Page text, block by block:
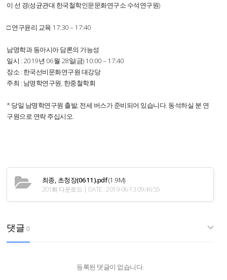
이 선 경(성균관대 한국철학인문문화연구소 수석연구원)
□ 연구윤리 교육 17:30 – 17:40
남명학과 동아시아 담론의 가능성
일시 : 2019년 06월 28일(금) 10:00 – 17:40
장소 : 한국선비문화연구원 대강당
주최 : 남명학연구원, 한중철학회
* 당일 남명학연구원 출발, 전세 버스가 준비되어 있습니다. 동석하실 분 연
구원으로 연락 주십시오.
최종, 초청장(0611).pdf(1.9M)
201회 다운로드 | DATE : 2019-06-13 09:46:55
댓글 0
등록된 댓글이 없습니다.